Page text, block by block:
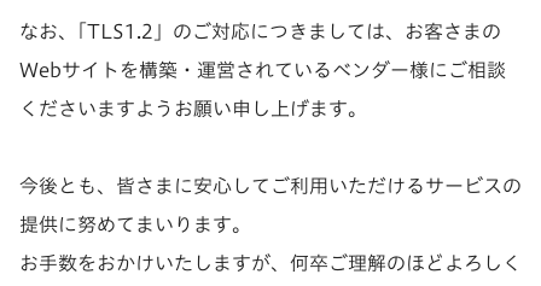
なお、「TLS1.2」のご対応につきましては、お客さまの
Webサイトを構築・運営されているベンダー様にご相談
くださいますようお願い申し上げます。
今後とも、皆さまに安心してご利用いただけるサービスの
提供に努めてまいります。
お手数をおかけいたしますが、何卒ご理解のほどよろしく